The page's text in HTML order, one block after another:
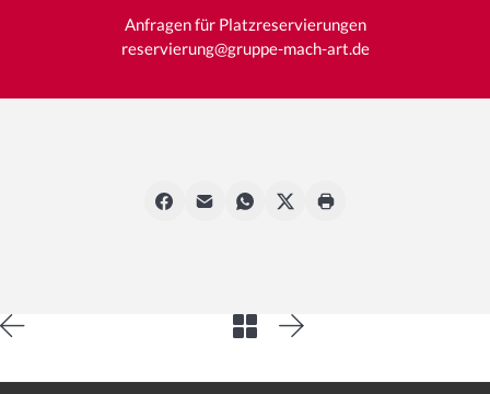
Anfragen für Platzreservierungen
reservierung@gruppe-mach-art.de